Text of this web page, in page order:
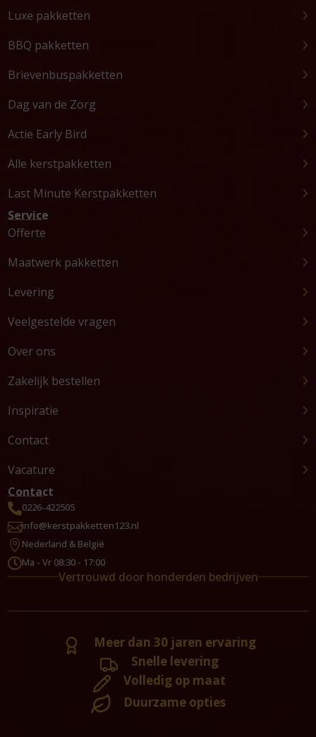
Luxe pakketten
BBQ pakketten
Brievenbuspakketten
Dag van de Zorg
Actie Early Bird
Alle kerstpakketten
Last Minute Kerstpakketten
Service
Offerte
Maatwerk pakketten
Levering
Veelgestelde vragen
Over ons
Zakelijk bestellen
Inspiratie
Contact
Vacature
Contact
0226-422505
info@kerstpakketten123.nl
 Nederland & België
Ma - Vr 08:30 - 17:00
Vertrouwd door honderden bedrijven
Meer dan 30 jaren ervaring
Snelle levering
Volledig op maat
Duurzame opties